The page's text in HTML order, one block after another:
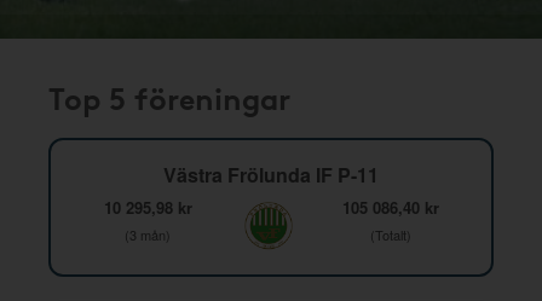
Top 5 föreningar
Västra Frölunda IF P-11
10 295,98 kr
(3 mån)
105 086,40 kr
(Totalt)